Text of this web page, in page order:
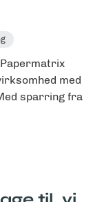
med
sparring fra